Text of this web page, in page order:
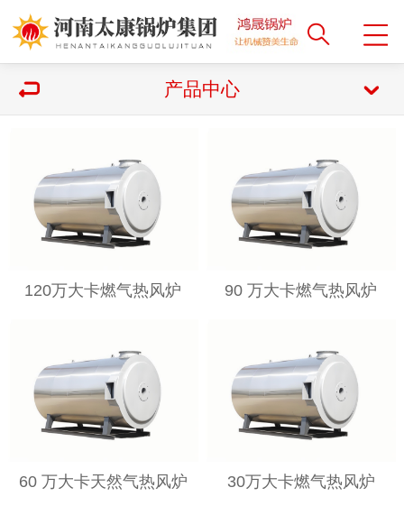
产品中心
120万大卡燃气热风炉 90 万大卡燃气热风炉
60 万大卡天然气热风炉 30万大卡燃气热风炉